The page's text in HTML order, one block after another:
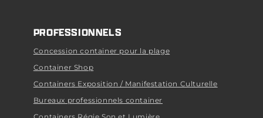
PROFESSIONNELS
Concession container pour la plage
Container Shop
Containers Exposition / Manifestation Culturelle
Bureaux professionnels container